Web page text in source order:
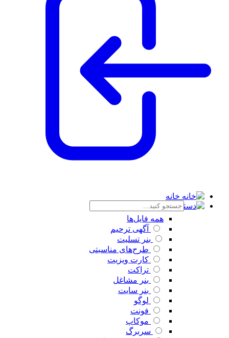
خانه
دسته بندی
همه فایل‌ها
آگهی ترحیم
بنر تسلیت
طرح‌های مناسبتی
کارت ویزیت
تراکت
بنر مشاغل
بنر سایت
لوگو
فونت
موکاپ
سربرگ